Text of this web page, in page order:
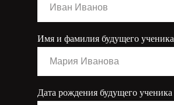
Имя и фамилия будущего ученика
Дата рождения будущего ученика